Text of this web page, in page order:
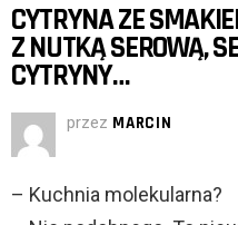
CYTRYNA ZE
Z NUTKĄ SEROWĄ,
CYTRYNY…
przez MARCIN
– Kuchnia molekularna?